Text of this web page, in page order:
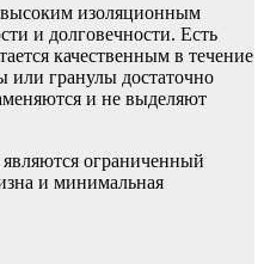
высоким изоляционным
и долговечности. Есть
качественным в течение
или гранулы достаточно
и не выделяют
ограниченный
и минимальная